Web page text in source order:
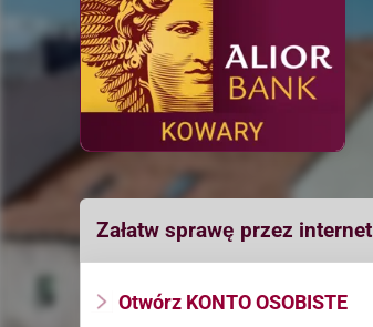
Załatw sprawę przez internet
Otwórz KONTO OSOBISTE